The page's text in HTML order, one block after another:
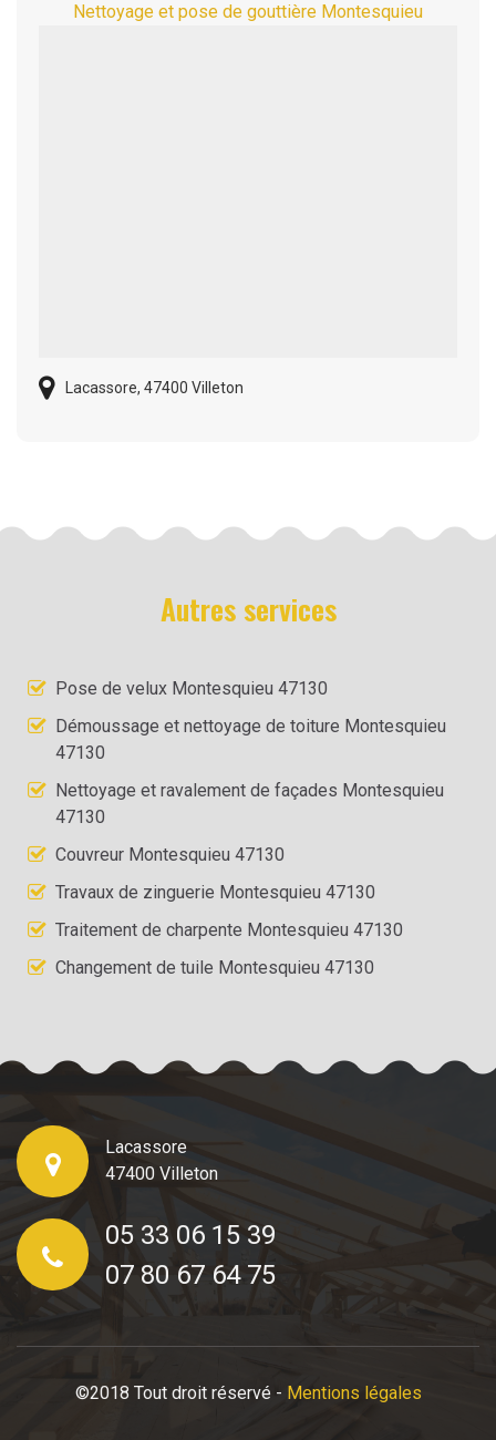
Nettoyage et pose de gouttière Montesquieu
Lacassore, 47400 Villeton
Autres services
Pose de velux Montesquieu 47130
Démoussage et nettoyage de toiture Montesquieu
47130
Nettoyage et ravalement de façades Montesquieu
47130
Couvreur Montesquieu 47130
Travaux de zinguerie Montesquieu 47130
Traitement de charpente Montesquieu 47130
Changement de tuile Montesquieu 47130
Lacassore
47400 Villeton
05 33 06 15 39
07 80 67 64 75
©2018 Tout droit réservé - Mentions légales